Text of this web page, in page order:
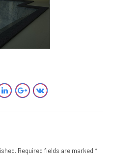
Required fields are marked *